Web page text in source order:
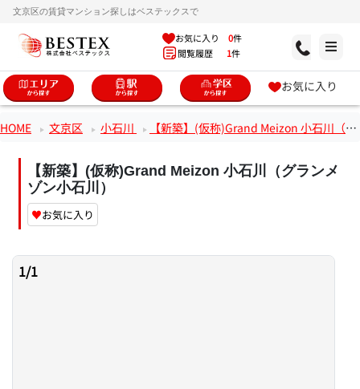
文京区の賃貸マンション探しはベステックスで
お気に入り 0件
閲覧履歴 1件
お気に入り
HOME 文京区 小石川 【新築】(仮称)Grand Meizon 小石川（グランメゾン小石川）
【新築】(仮称)Grand Meizon 小石川（グランメ
ゾン小石川）
♥お気に入り
1/1